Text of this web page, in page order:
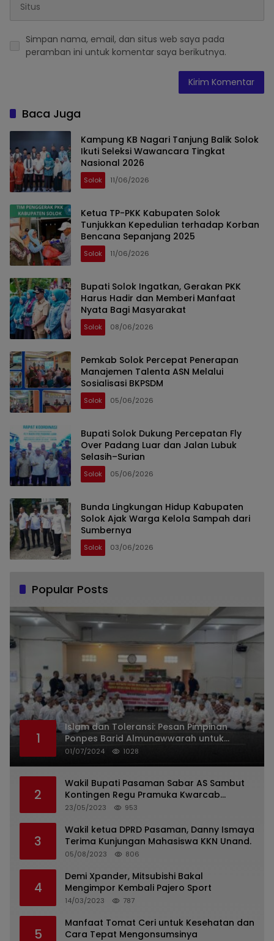
Simpan nama, email, dan situs web saya pada
peramban ini untuk komentar saya berikutnya.
Baca Juga
Kampung KB Nagari Tanjung Balik Solok
Ikuti Seleksi Wawancara Tingkat
Nasional 2026
Solok 11/06/2026
Ketua TP-PKK Kabupaten Solok
Tunjukkan Kepedulian terhadap Korban
Bencana Sepanjang 2025
Solok 11/06/2026
Bupati Solok Ingatkan, Gerakan PKK
Harus Hadir dan Memberi Manfaat
Nyata Bagi Masyarakat
Solok 08/06/2026
Pemkab Solok Percepat Penerapan
Manajemen Talenta ASN Melalui
Sosialisasi BKPSDM
Solok 05/06/2026
Bupati Solok Dukung Percepatan Fly
Over Padang Luar dan Jalan Lubuk
Selasih–Surian
Solok 05/06/2026
Bunda Lingkungan Hidup Kabupaten
Solok Ajak Warga Kelola Sampah dari
Sumbernya
Solok 03/06/2026
Popular Posts
1
Islam dan Toleransi: Pesan Pimpinan
Ponpes Barid Almunawwarah untuk
Indonesia
01/07/2024 1028
2
Wakil Bupati Pasaman Sabar AS Sambut
Kontingen Regu Pramuka Kwarcab
Pasaman
23/05/2023 953
3
Wakil ketua DPRD Pasaman, Danny Ismaya
Terima Kunjungan Mahasiswa KKN Unand.
05/08/2023 806
4
Demi Xpander, Mitsubishi Bakal
Mengimpor Kembali Pajero Sport
14/03/2023 787
5
Manfaat Tomat Ceri untuk Kesehatan dan
Cara Tepat Mengonsumsinya